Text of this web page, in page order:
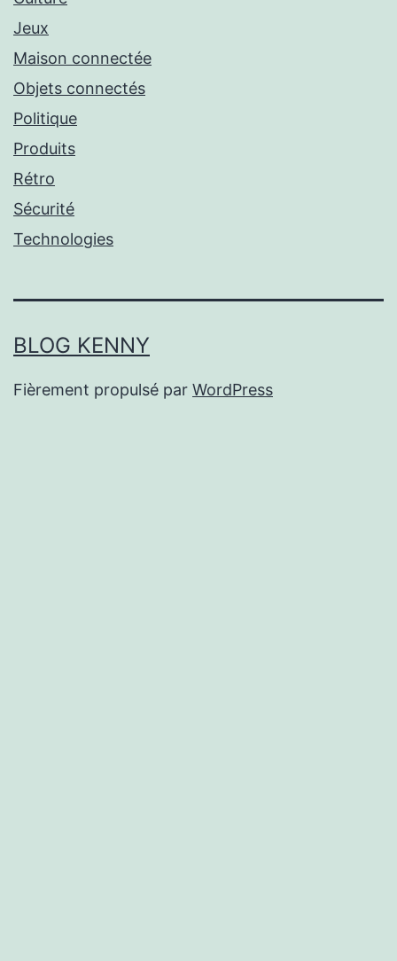
Jeux
Maison connectée
Objets connectés
Politique
Produits
Rétro
Sécurité
Technologies
BLOG KENNY
Fièrement propulsé par WordPress